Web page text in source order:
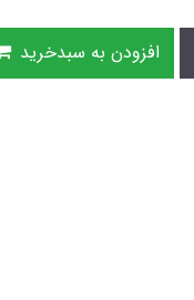
افزودن به سبدخرید